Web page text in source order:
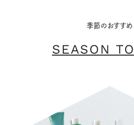
季節のおすすめ
SEASON